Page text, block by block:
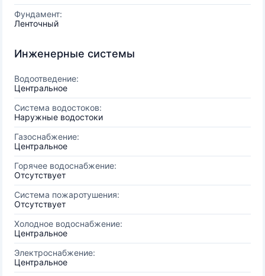
Фундамент:
Ленточный
Инженерные системы
Водоотведение:
Центральное
Система водостоков:
Наружные водостоки
Газоснабжение:
Центральное
Горячее водоснабжение:
Отсутствует
Система пожаротушения:
Отсутствует
Холодное водоснабжение:
Центральное
Электроснабжение:
Центральное